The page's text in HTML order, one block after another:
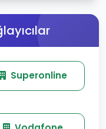
Superonline